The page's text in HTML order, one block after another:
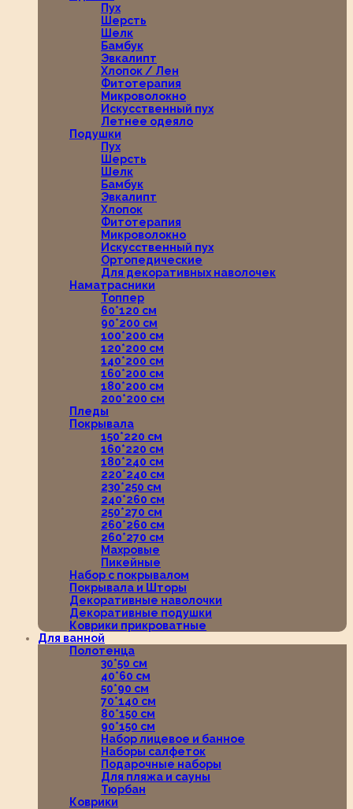
Пух
Шерсть
Шелк
Бамбук
Эвкалипт
Хлопок / Лен
Фитотерапия
Микроволокно
Искусственный пух
Летнее одеяло
Подушки
Пух
Шерсть
Шелк
Бамбук
Эвкалипт
Хлопок
Фитотерапия
Микроволокно
Искусственный пух
Ортопедические
Для декоративных наволочек
Наматрасники
Топпер
60*120 см
90*200 см
100*200 см
120*200 см
140*200 см
160*200 см
180*200 см
200*200 см
Пледы
Покрывала
150*220 см
160*220 см
180*240 см
220*240 см
230*250 см
240*260 см
250*270 см
260*260 см
260*270 см
Махровые
Пикейные
Набор с покрывалом
Покрывала и Шторы
Декоративные наволочки
Декоративные подушки
Коврики прикроватные
Для ванной
Полотенца
30*50 см
40*60 см
50*90 см
70*140 см
80*150 см
90*150 см
Набор лицевое и банное
Наборы салфеток
Подарочные наборы
Для пляжа и сауны
Тюрбан
Коврики